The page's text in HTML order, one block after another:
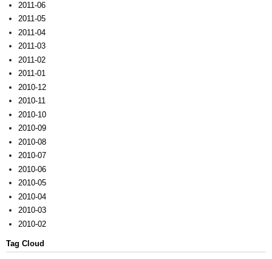
2011-06
2011-05
2011-04
2011-03
2011-02
2011-01
2010-12
2010-11
2010-10
2010-09
2010-08
2010-07
2010-06
2010-05
2010-04
2010-03
2010-02
Tag Cloud